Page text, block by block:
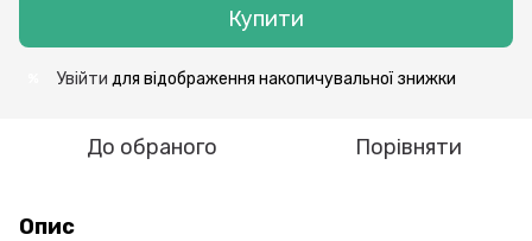
Купити
Увійти для відображення накопичувальної знижки
До обраного Порівняти
Опис